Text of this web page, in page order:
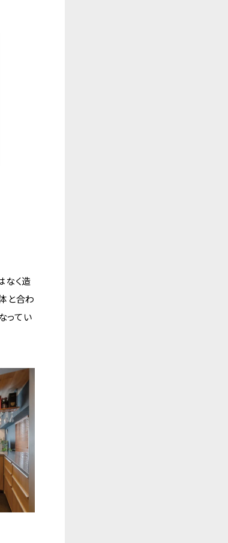
なく造
と合わ
ってい